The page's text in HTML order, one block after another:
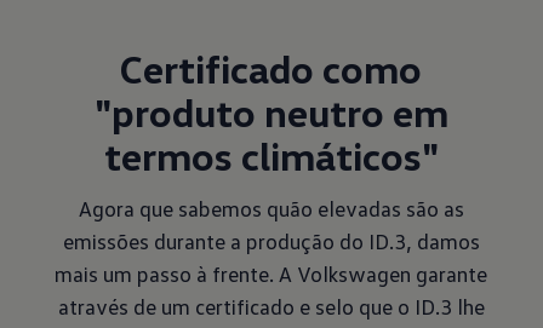
Certificado como
"produto neutro em
termos climáticos"
Agora que sabemos quão elevadas são as
emissões durante a produção do ID.3, damos
mais um passo à frente. A Volkswagen garante
através de um certificado e selo que o ID.3 lhe